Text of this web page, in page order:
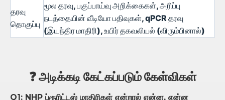
தரவு
தொகுப்பு
மூல தரவு, பகுப்பாய்வு அறிக்கைகள், அரிப்பு
நடத்தையின் வீடியோ பதிவுகள், qPCR தரவு
(இயந்திர மாதிரி), உயிர் தகவலியல் (விரும்பினால்)
❓ அடிக்கடி கேட்கப்படும் கேள்விகள்
Q1: NHP ப்ரூரிட்டஸ் மாதிரிகள் என்றால் என்ன, என்ன